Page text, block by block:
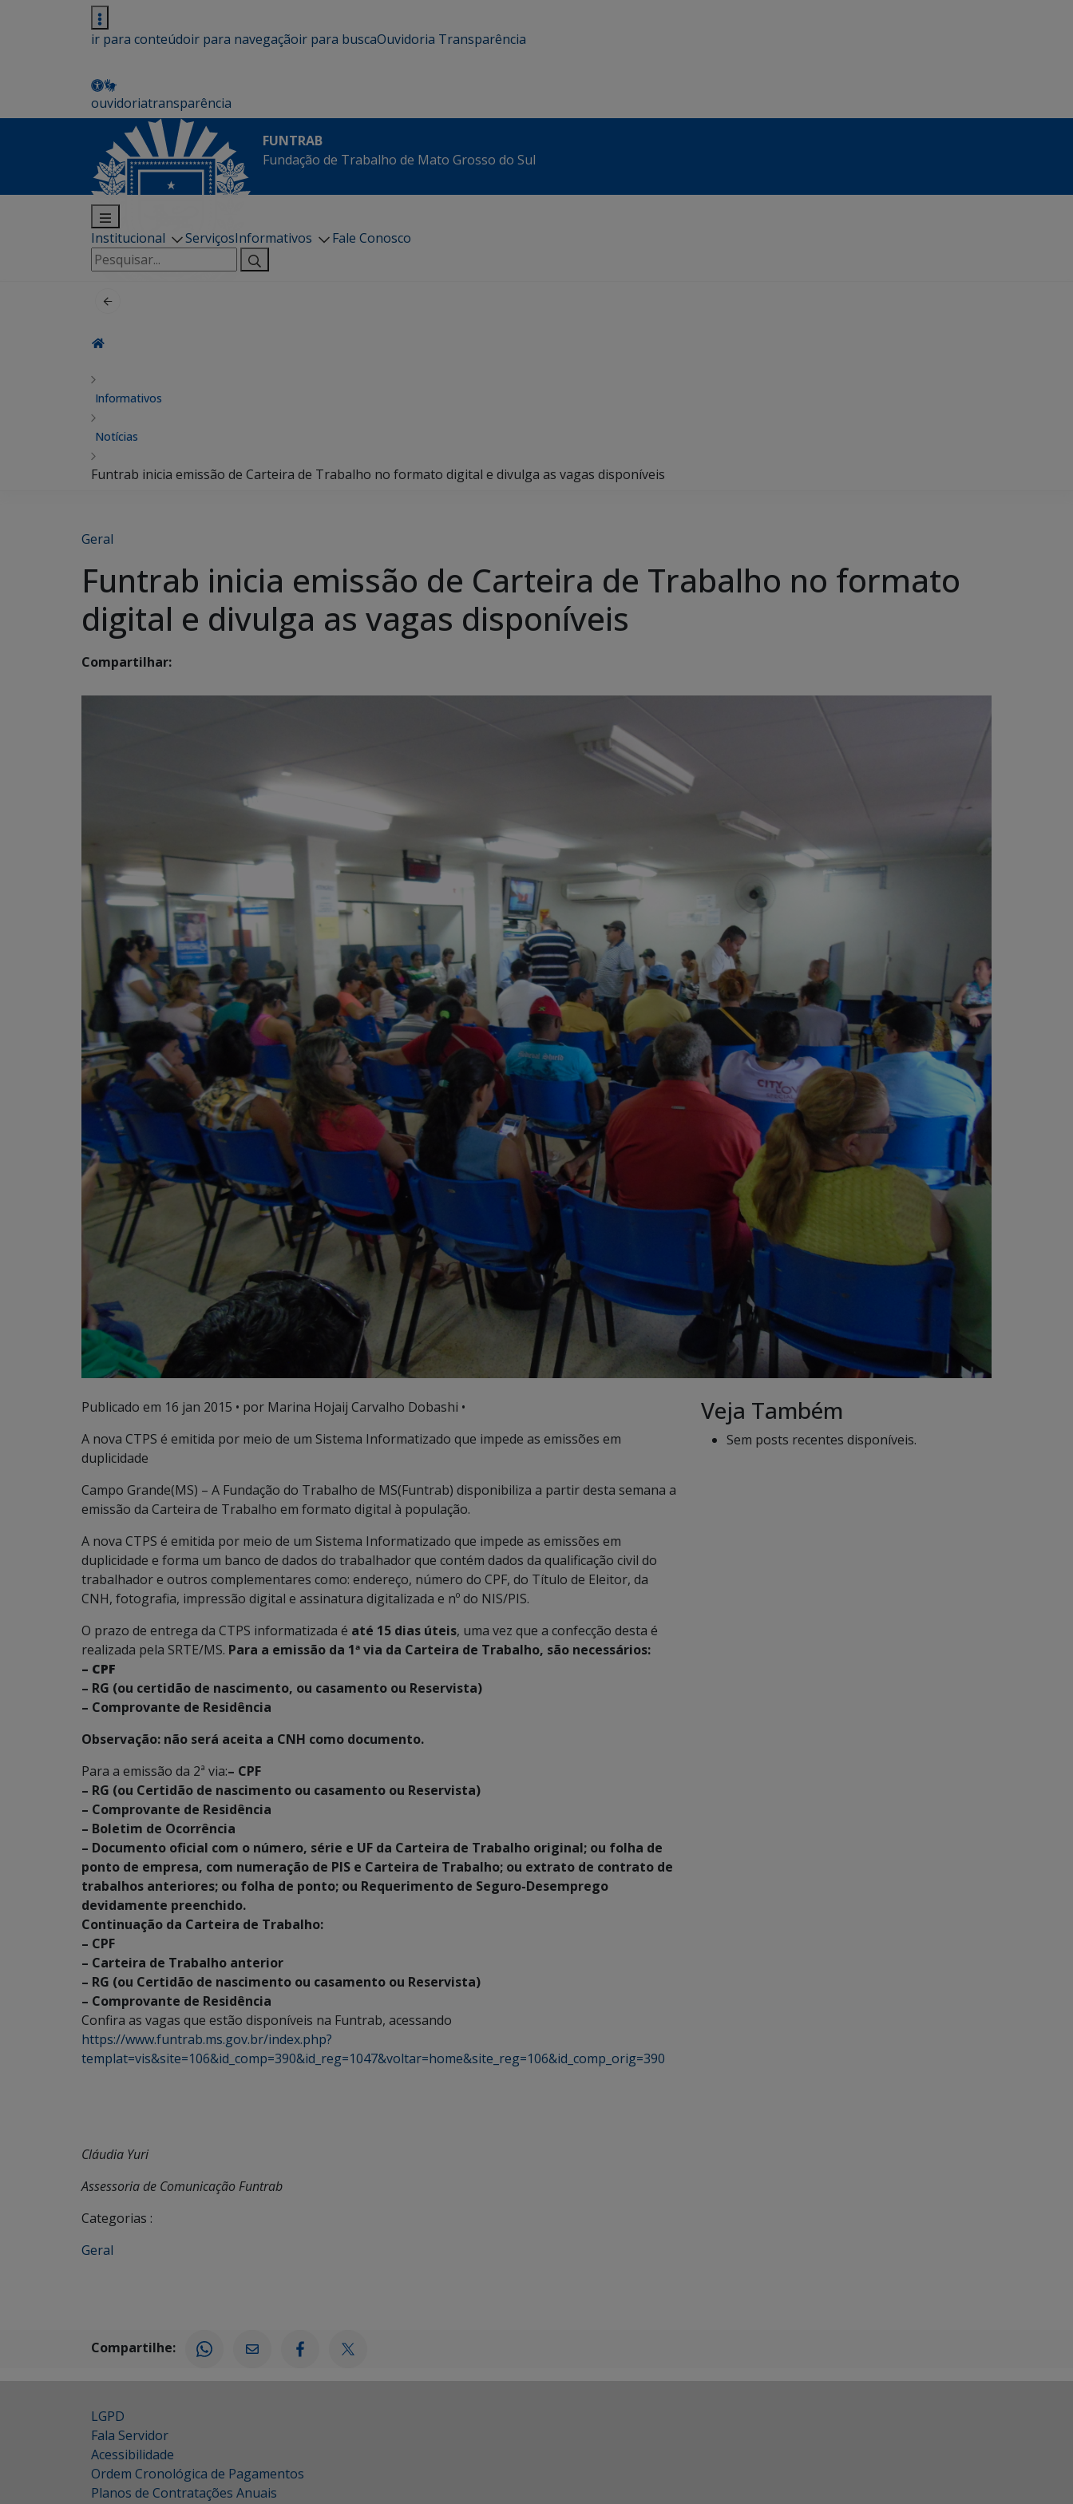
ir para conteúdoir para navegaçãoir para buscaOuvidoria Transparência
ouvidoriatransparência
FUNTRAB
Fundação de Trabalho de Mato Grosso do Sul
Institucional ServiçosInformativos
Fale Conosco
Pesquisar
por:
Informativos
Notícias
Funtrab inicia emissão de Carteira de Trabalho no formato digital e divulga as vagas disponíveis
Geral
Funtrab inicia emissão de Carteira de Trabalho no formato
digital e divulga as vagas disponíveis
Compartilhar:
Publicado em 16 jan 2015 • por Marina Hojaij Carvalho Dobashi •
A nova CTPS é emitida por meio de um Sistema Informatizado que impede as emissões em
duplicidade
Campo Grande(MS) – A Fundação do Trabalho de MS(Funtrab) disponibiliza a partir desta semana a
emissão da Carteira de Trabalho em formato digital à população.
A nova CTPS é emitida por meio de um Sistema Informatizado que impede as emissões em
duplicidade e forma um banco de dados do trabalhador que contém dados da qualificação civil do
trabalhador e outros complementares como: endereço, número do CPF, do Título de Eleitor, da
CNH, fotografia, impressão digital e assinatura digitalizada e nº do NIS/PIS.
O prazo de entrega da CTPS informatizada é até 15 dias úteis, uma vez que a confecção desta é
realizada pela SRTE/MS. Para a emissão da 1ª via da Carteira de Trabalho, são necessários:
– CPF
– RG (ou certidão de nascimento, ou casamento ou Reservista)
– Comprovante de Residência
Observação: não será aceita a CNH como documento.
Para a emissão da 2ª via:– CPF
– RG (ou Certidão de nascimento ou casamento ou Reservista)
– Comprovante de Residência
– Boletim de Ocorrência
– Documento oficial com o número, série e UF da Carteira de Trabalho original; ou folha de
ponto de empresa, com numeração de PIS e Carteira de Trabalho; ou extrato de contrato de
trabalhos anteriores; ou folha de ponto; ou Requerimento de Seguro-Desemprego
devidamente preenchido.
Continuação da Carteira de Trabalho:
– CPF
– Carteira de Trabalho anterior
– RG (ou Certidão de nascimento ou casamento ou Reservista)
– Comprovante de Residência
Confira as vagas que estão disponíveis na Funtrab, acessando
https://www.funtrab.ms.gov.br/index.php?
templat=vis&site=106&id_comp=390&id_reg=1047&voltar=home&site_reg=106&id_comp_orig=390
Cláudia Yuri
Assessoria de Comunicação Funtrab
Categorias :
Geral
Veja Também
Sem posts recentes disponíveis.
Compartilhe:
LGPD
Fala Servidor
Acessibilidade
Ordem Cronológica de Pagamentos
Planos de Contratações Anuais